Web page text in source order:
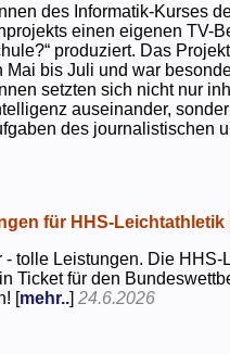
des Informatik-Kurses
einen eigenen TV-
produziert. Das
Mai bis Juli und war
setzten sich nicht nur
auseinander,
des journalistischen
für HHS-
- tolle Leistungen. Die
Ticket für den
[mehr..]24.6.2026